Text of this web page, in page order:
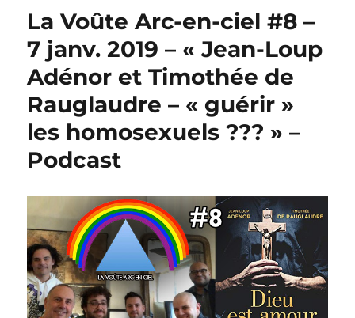
La Voûte Arc-en-ciel #8 –
7 janv. 2019 – « Jean-Loup
Adénor et Timothée de
Rauglaudre – « guérir »
les homosexuels ??? » –
Podcast